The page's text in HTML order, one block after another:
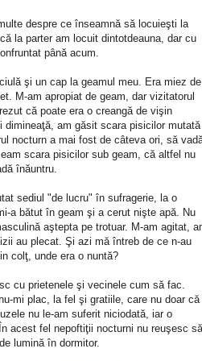
despre ce înseamnă să locuieşti la
la parter am locuit dintotdeauna, dar cu
până acum.
şi un cap la geamul meu. Era miez de
M-am apropiat de geam, dar vizitatorul
că poate era o creangă de vişin
dimineaţă, am găsit scara pisicilor mutată
nocturn a mai fost de câteva ori, să
scara pisicilor sub geam, că altfel nu
înăuntru.
sediul "de lucru" în sufragerie, la o
a bătut în geam şi a cerut nişte apă. Nu
aştepta pe trotuar. M-am agitat,
au plecat. Şi azi mă întreb de ce n-au
colţ, unde era o nuntă?
cu prietenele şi vecinele cum să fac.
mi plac, la fel şi gratiile, care nu doar că
nu le-am suferit niciodată, iar o
acest fel nepoftiţii nocturni nu reuşesc să
lumină în dormitor.